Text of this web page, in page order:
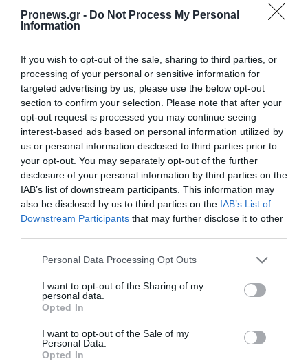
Pronews.gr - Do Not Process My Personal
Information
If you wish to opt-out of the sale, sharing to third parties, or
processing of your personal or sensitive information for
targeted advertising by us, please use the below opt-out
section to confirm your selection. Please note that after your
opt-out request is processed you may continue seeing
interest-based ads based on personal information utilized by
us or personal information disclosed to third parties prior to
your opt-out. You may separately opt-out of the further
disclosure of your personal information by third parties on the
IAB’s list of downstream participants. This information may
also be disclosed by us to third parties on the IAB’s List of
Downstream Participants that may further disclose it to other
Please note that this website/app uses one or more Google
not limited to your visit or usage behaviour. You may click to
grant or deny consent to Google and its third-party tags to
use your data for below specified purposes in below Google
consent section.
Personal Data Processing Opt Outs
I want to opt-out of the Sharing of my
personal data.
Opted In
I want to opt-out of the Sale of my
Personal Data.
Opted In
05.08.2026 | 15:42
PRONEWS.GR /ΒΑΛΚΑΝΙΑ
στην βουλγαρική πλευρά του Δούναβη
εξαιτίας της χαμηλής στάθμης του νερού